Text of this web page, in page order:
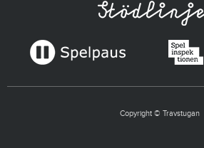
Copyright © Travstugan